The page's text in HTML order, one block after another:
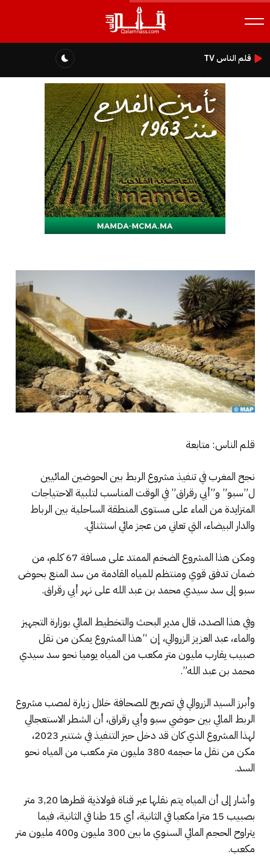
قلم الناس TV
قلم الناس: متابعة
نجح المغرب في تنفيذ مشروع الربط بين الحوضين المائيين
ل”سبو” و”أبي رقراق” في الوقت المناسب لتلبية الاحتياجات
المتزايدة من الماء على مستوى المنطقة الساحلية بين الرباط
والدار البيضاء، التي تعاني من عجز مائي استثنائي.
ومكن هذا المشروع الضخم الممتد على مسافة 67 كلم، من
ضمان تدفق قوي ومنتظم للمياه القادمة من سد المنع بحوض
سبو إلى سد سيدي محمد بن عبد الله على نهر أبي رقراق.
وفي هذا الصدد، قال مدير البحث والتخطيط المائي بوزارة التجهيز
والماء، عبد العزيز الزروالي، إن “هذا المشروع يمكن من نقل
صبيب يقارب مليون متر مكعب من المياه يوميا نحو سد سيدي
محمد بن عبد الله”.
وأبرز السيد الزروالي في تصريح للصحافة خلال زيارة لمصب مشروع
الربط المائي بين حوضي سبو وأبي رقراق، أن الشطر الاستعجالي
لهذا المشروع الذي كان قد دخل حيز التنفيذ في شتنبر 2023،
مكن من نقل ما حجمه 380 مليون متر مكعب من المياه نحو
السد.
وأشار إلى أن المياه يتم نقلها عبر قناة فولاذية قطرها 3,20 متر
بصبيب 15 مترا مكعبا في الثانية، أي 15 طنا في الثانية، فيما
يتراوح الحجم المائي السنوي ما بين 300 مليون و400 مليون متر
مكعب.